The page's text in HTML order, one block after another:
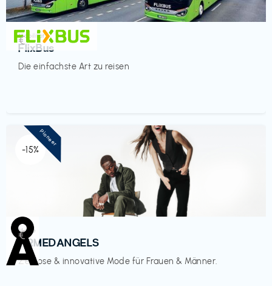
Mobilität
FlixBus
Die einfachste Art zu reisen
€‎
-15%
Mode
ARMEDANGELS
Zeitlose & innovative Mode für Frauen & Männer.
€‎
Pioneer